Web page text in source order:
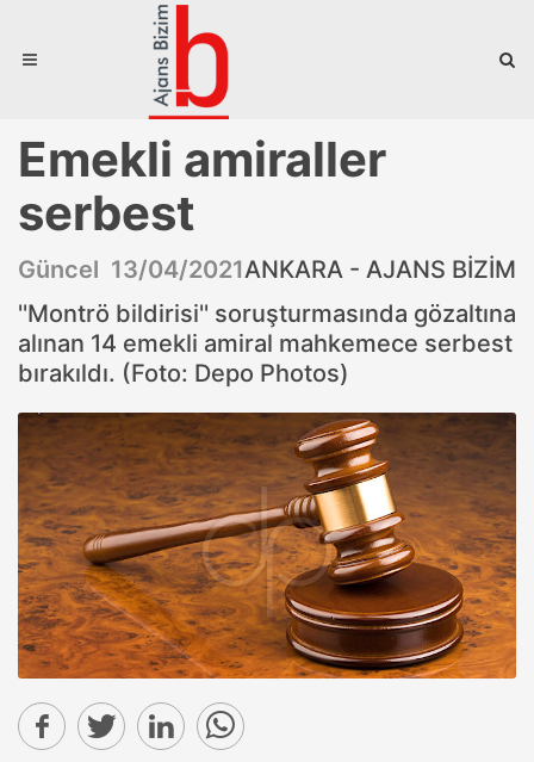
Emekli amiraller
serbest
Güncel 13/04/2021ANKARA - AJANS BİZİM
''Montrö bildirisi'' soruşturmasında gözaltına
alınan 14 emekli amiral mahkemece serbest
bırakıldı. (Foto: Depo Photos)